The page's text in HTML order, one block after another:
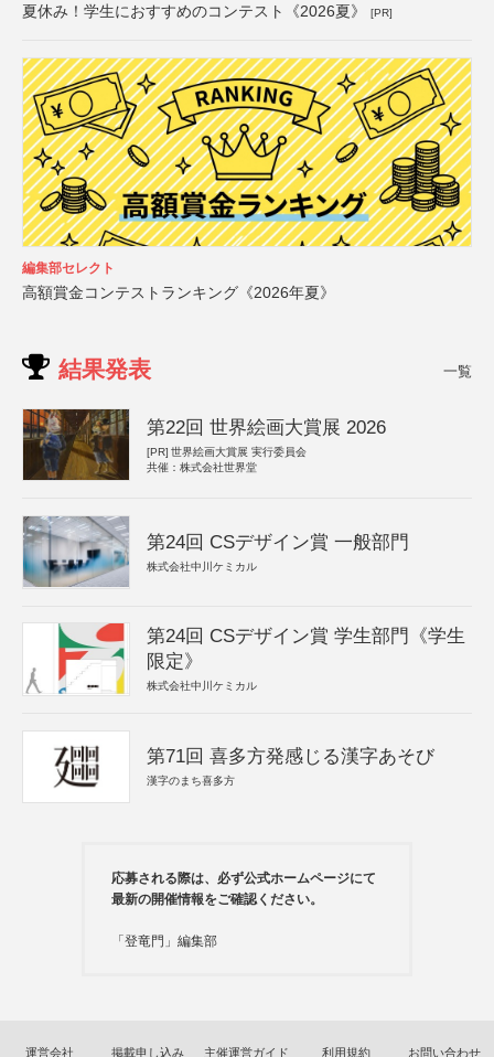
夏休み！学生におすすめのコンテスト《2026夏》 [PR]
編集部セレクト
高額賞金コンテストランキング《2026年夏》
結果発表 一覧
第22回 世界絵画大賞展 2026
[PR] 世界絵画大賞展 実行委員会
共催：株式会社世界堂
第24回 CSデザイン賞 一般部門
株式会社中川ケミカル
第24回 CSデザイン賞 学生部門《学生
限定》
株式会社中川ケミカル
第71回 喜多方発感じる漢字あそび
漢字のまち喜多方
応募される際は、必ず公式ホームページにて
最新の開催情報をご確認ください。
「登竜門」編集部
運営会社 掲載申し込み 主催運営ガイド 利用規約 お問い合わせ